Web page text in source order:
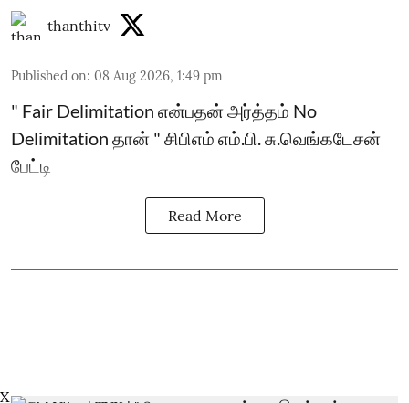
thanthitv
Published on: 08 Aug 2026, 1:49 pm
" Fair Delimitation என்பதன் அர்த்தம் No
Delimitation தான் " சிபிஎம் எம்.பி. சு.வெங்கடேசன்
பேட்டி
Read More
X